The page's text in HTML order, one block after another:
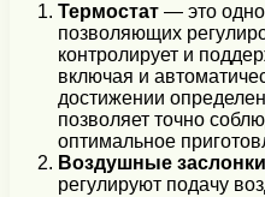
Термостат — это одно
позволяющих
контролирует и
включая и
достижении
позволяет точно
оптимальное
Воздушные заслонки
регулируют подачу